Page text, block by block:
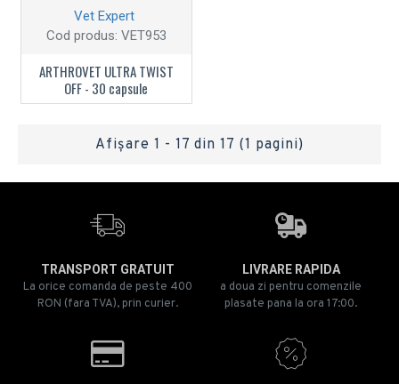
Vet Expert
Cod produs: VET953
ARTHROVET ULTRA TWIST
OFF - 30 capsule
Afişare 1 - 17 din 17 (1 pagini)
TRANSPORT GRATUIT
La orice comanda de peste 400
RON (fara TVA), prin curier.
LIVRARE RAPIDA
a doua zi pentru comenzile
plasate pana la ora 17:00.